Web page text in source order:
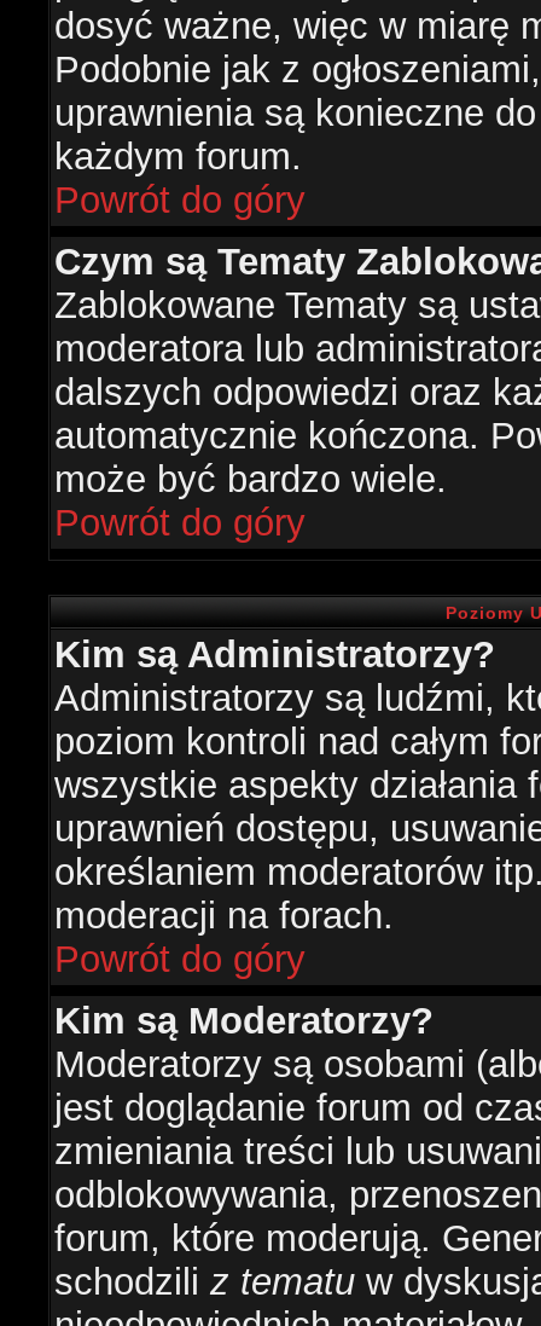
dosyć ważne, więc w miarę
Podobnie jak z
uprawnienia są konieczne
każdym forum.
Powrót do góry
Czym są Tematy
Zablokowane Tematy są
moderatora lub
dalszych odpowiedzi oraz
automatycznie kończona.
może być bardzo wiele.
Powrót do góry
Poziomy
Kim są Administratorzy?
Administratorzy są ludźmi,
poziom kontroli nad całym
wszystkie aspekty działania
uprawnień dostępu,
określaniem moderatorów
moderacji na forach.
Powrót do góry
Kim są Moderatorzy?
Moderatorzy są osobami
jest doglądanie forum od
zmieniania treści lub
odblokowywania,
forum, które moderują.
schodzili z tematu w